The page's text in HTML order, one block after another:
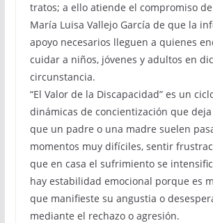
tratos; a ello atiende el compromiso
María Luisa Vallejo García de que la
apoyo necesarios lleguen a quienes
cuidar a niños, jóvenes y adultos en
circunstancia.
“El Valor de la Discapacidad” es un
dinámicas de concientización que
que un padre o una madre suelen
momentos muy difíciles, sentir
que en casa el sufrimiento se
hay estabilidad emocional porque es
que manifieste su angustia o
mediante el rechazo o agresión.